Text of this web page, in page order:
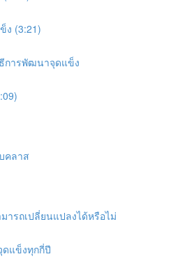
ง (3:21)
การพัฒนาจุดแข็ง
คลาส
ารถเปลี่ยนแปลงได้หรือไม่
แข็งทุกกี่ปี